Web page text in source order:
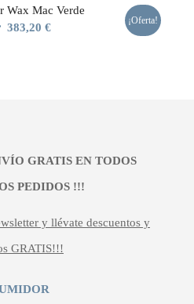
Wax Mac Verde
383,20 €El
¡Oferta!
GRATIS EN TODOS
PEDIDOS !!!
y llévate descuentos y
GRATIS!!!